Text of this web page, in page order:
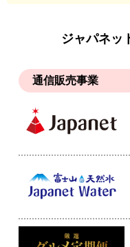
ジャパネッ
通信販売事業